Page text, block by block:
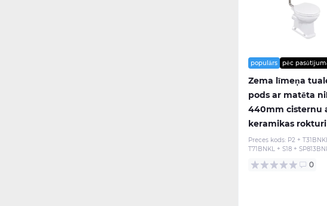
populārs pēc
Zema līmeņa
pods ar matēta
440mm cisternu
keramikas rokturi
Preces kods: P2 +
T71BNKL + S18 +
0